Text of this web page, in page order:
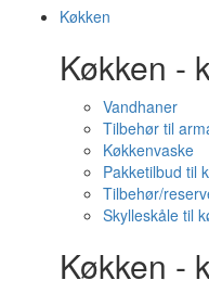
Køkken
Køkken -
Vandhaner
Tilbehør til
Køkkenvaske
Pakketilbud til
Tilbehør/
Skylleskåle til
Køkken -